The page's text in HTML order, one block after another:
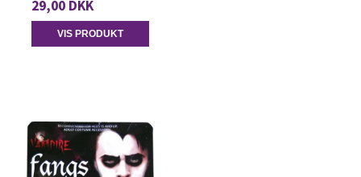
29,00 DKK
VIS PRODUKT